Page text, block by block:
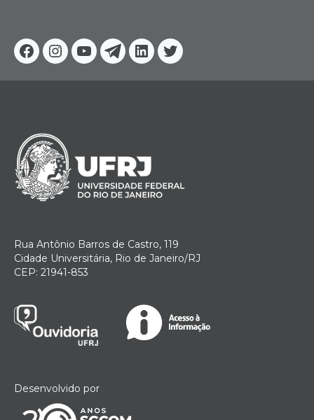
Facebook
Instagram
YoutubeTelegram
Linkedin
Twitter
Rua Antônio Barros de Castro, 119
Cidade Universitária, Rio de Janeiro/RJ
CEP: 21941-853
Desenvolvido por